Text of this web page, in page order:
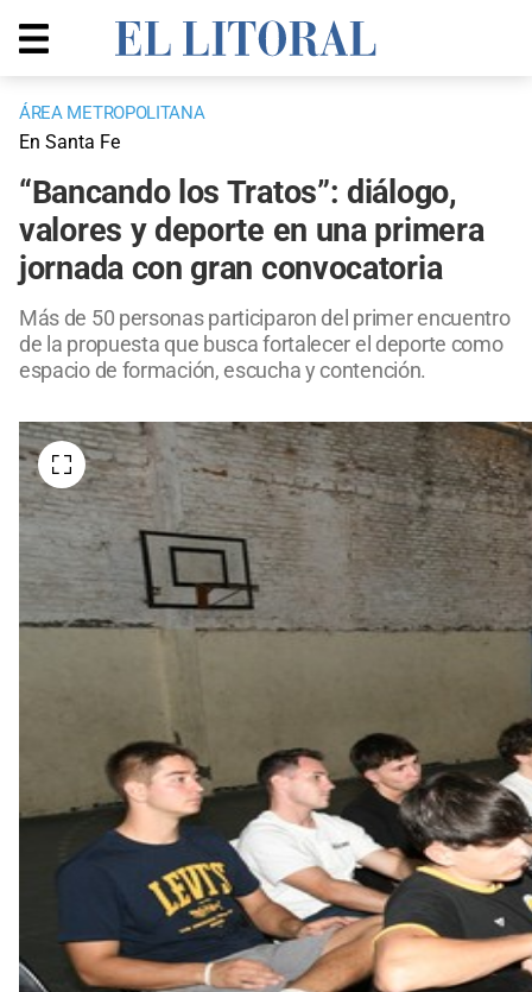
ÁREA METROPOLITANA
En Santa Fe
“Bancando los Tratos”: diálogo,
valores y deporte en una primera
jornada con gran convocatoria
Más de 50 personas participaron del primer encuentro
de la propuesta que busca fortalecer el deporte como
espacio de formación, escucha y contención.